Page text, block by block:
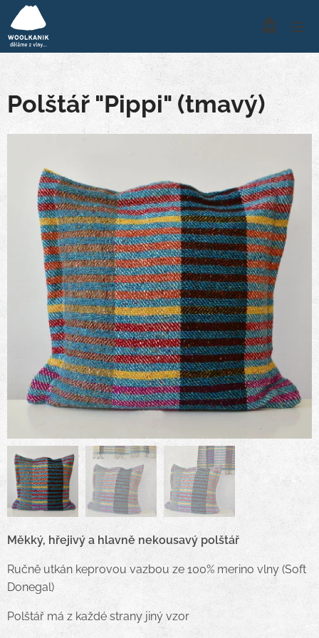
Polštář "Pippi" (tmavý)
Měkký, hřejivý a hlavně nekousavý polštář
Ručně utkán keprovou vazbou ze 100% merino vlny (Soft
Donegal)
Polštář má z každé strany jiný vzor